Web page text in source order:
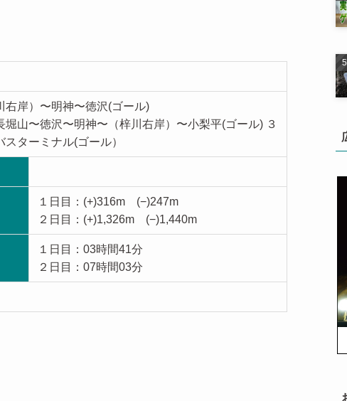
右岸）〜明神〜徳沢(ゴール)
山〜徳沢〜明神〜（梓川右岸）〜小梨平(ゴール) ３
ターミナル(ゴール）
１日目：(+)316m (−)247m
２日目：(+)1,326m (−)1,440m
１日目：03時間41分
２日目：07時間03分